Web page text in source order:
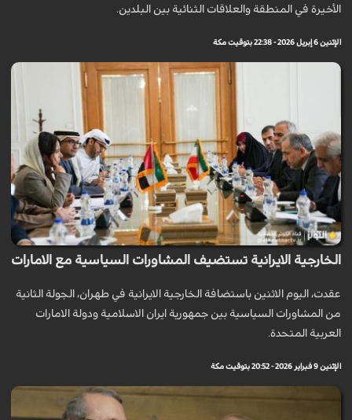
الأخيرة في المنطقة والعلاقات الثنائية بين البلدين.
الإثنين 6 إبريل 2026 - 22:38 بتوقيت مكة
الخارجية الايرانية تستضيف المشاورات السياسية مع الامارات
عقدت، اليوم الاثنين باستضافة الخارجية الايرانية في طهران، الجولة الثانية
من المشاورات السياسية بين جمهورية ايران الاسلامية ودولة الامارات
العربية المتحدة.
الإثنين 9 فبراير 2026 - 20:52 بتوقيت مكة